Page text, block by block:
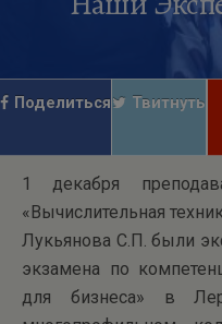
Поделиться Твитнуть
1 декабря
«Вычислительная
Лукьянова С.П. были
экзамена по
для бизнеса» в